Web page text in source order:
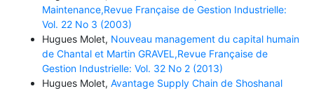
Maintenance,Revue Française de Gestion Industrielle:
Vol. 22 No 3 (2003)
Hugues Molet, Nouveau management du capital humain
de Chantal et Martin GRAVEL,Revue Française de
Gestion Industrielle: Vol. 32 No 2 (2013)
Hugues Molet, Avantage Supply Chain de Shoshanal